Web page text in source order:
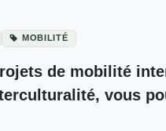
MOBILITÉ
de mobilité
vous